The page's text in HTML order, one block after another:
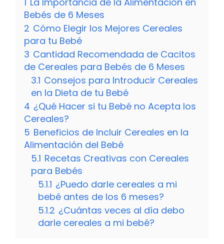
Bebés de 6 Meses
2 Cómo Elegir los Mejores Cereales
para tu Bebé
3 Cantidad Recomendada de Cacitos
de Cereales para Bebés de 6 Meses
3.1 Consejos para Introducir Cereales
en la Dieta de tu Bebé
4 ¿Qué Hacer si tu Bebé no Acepta los
Cereales?
5 Beneficios de Incluir Cereales en la
Alimentación del Bebé
5.1 Recetas Creativas con Cereales
para Bebés
5.1.1 ¿Puedo darle cereales a mi
bebé antes de los 6 meses?
5.1.2 ¿Cuántas veces al día debo
darle cereales a mi bebé?